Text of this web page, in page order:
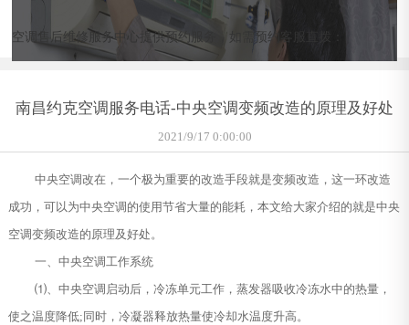
空调售后维修服务中心提供预约服务，如需预约客服直拨：
南昌约克空调服务电话-中央空调变频改造的原理及好处
2021/9/17 0:00:00
中央空调改在，一个极为重要的改造手段就是变频改造，这一环改造
成功，可以为中央空调的使用节省大量的能耗，本文给大家介绍的就是中央
空调变频改造的原理及好处。
一、中央空调工作系统
⑴、中央空调启动后，冷冻单元工作，蒸发器吸收冷冻水中的热量，
使之温度降低;同时，冷凝器释放热量使冷却水温度升高。